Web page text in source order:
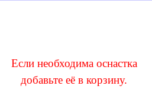
Если необходима оснастка
добавьте её в корзину.